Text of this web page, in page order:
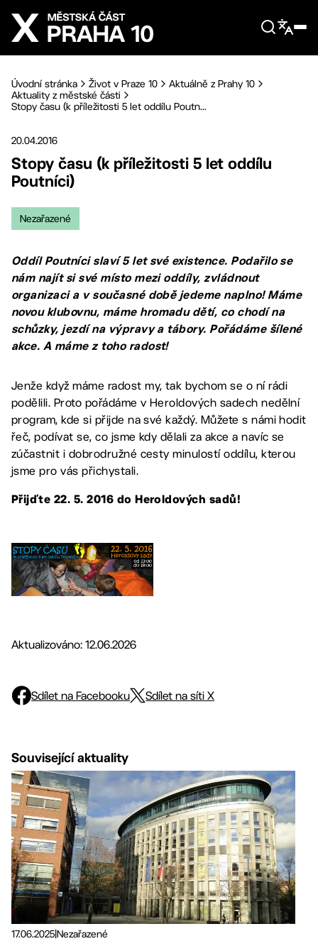
Přejít na hlavní obsah
Úvodní stránka Život v Praze 10
Aktuálně z Prahy 10
Aktuality z městské části
Stopy času (k příležitosti 5 let oddílu Poutn...
20.04.2016
Stopy času (k příležitosti 5 let oddílu
Poutníci)
Nezařazené
Oddíl Poutníci slaví 5 let své existence. Podařilo se
nám najít si své místo mezi oddíly, zvládnout
organizaci a v současné době jedeme naplno! Máme
novou klubovnu, máme hromadu dětí, co chodí na
schůzky, jezdí na výpravy a tábory. Pořádáme šílené
akce. A máme z toho radost!
Jenže když máme radost my, tak bychom se o ní rádi
podělili. Proto pořádáme v Heroldových sadech nedělní
program, kde si přijde na své každý. Můžete s námi hodit
řeč, podívat se, co jsme kdy dělali za akce a navíc se
zúčastnit i dobrodružné cesty minulostí oddílu, kterou
jsme pro vás přichystali.
Přijďte 22. 5. 2016 do Heroldových sadů!
Aktualizováno: 12.06.2026
Sdílet na Facebooku Sdílet na síti X
Související aktuality
17.06.2025Nezařazené